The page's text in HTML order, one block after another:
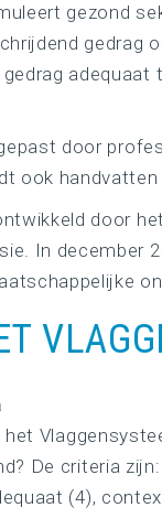
gezond
gedrag
door
ook
door
In december
het
De criteria
(4),